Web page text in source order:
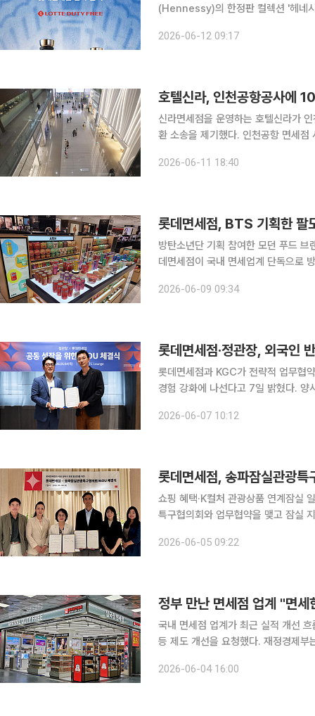
(Hennessy)의 한정판 컬렉션 '헤
여행의 감성을 담은 한정판 디캔터
2026-06-12 09:17
호텔신라, 인천공항공사에
신라면세점을 운영하는 호텔신라가
환 소송을 제기했다. 인천공항 면세점
세업계에 따르면 호텔신라는 최근 인
2026-06-11 18:40
롯데면세점, BTS 기획한 팔
방탄소년단 기획 참여한 모던 푸드 브
데면세점이 국내 면세업계 단독으로
는 브랜드 아리는 제품 개발부터 패키
2026-06-09 09:34
롯데면세점‧정관장, 외국인
롯데면세점과 KGC가 전략적 업무협
경험 강화에 나선다고 7일 밝혔다. 양사는 4일 롯데면세점 명동본점에서 협약식을 열고 두 기업의
하기로 했다. 협약식에는 이정민 롯데
2026-06-07 10:12
롯데면세점, 송파잠실관광
쇼핑 혜택·K컬처 관광상품 연계잠실 일대 관광 활성화 추진 롯
특구협의회와 업무협약을 맺고 잠실
2026-06-05 09:22
정부 만난 면세점 업계 "면세
국내 면세점 업계가 최근 실적 개선
등 제도 개선을 요청했다. 재정경제부는 4일 인천국제공항 내 한국면세점협회를 찾아 면세점 업계
점과 신라면세점, 신세계면세점, 경
2026-06-04 16:00